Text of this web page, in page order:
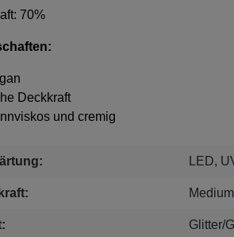
70%
Deckkraft
und cremig
LED,
Medium
Glitter/